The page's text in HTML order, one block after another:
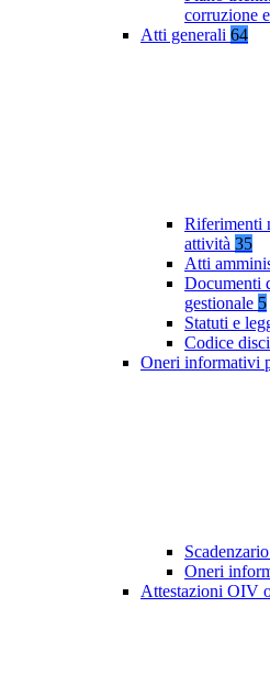
corruzione
Atti generali 64
Riferimenti
attività 35
Atti
Documenti
gestionale 5
Statuti e
Codice
Oneri informativi
Oneri
Attestazioni OIV